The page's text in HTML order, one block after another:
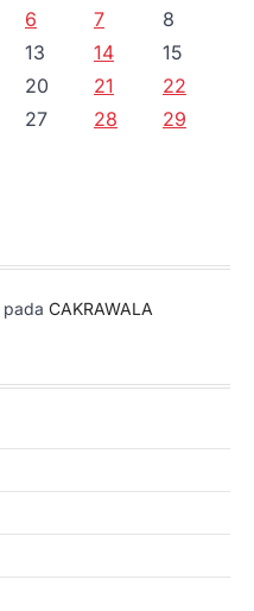
6 7
8
13 14
15
20 21
22
27 28
29
pada CAKRAWALA